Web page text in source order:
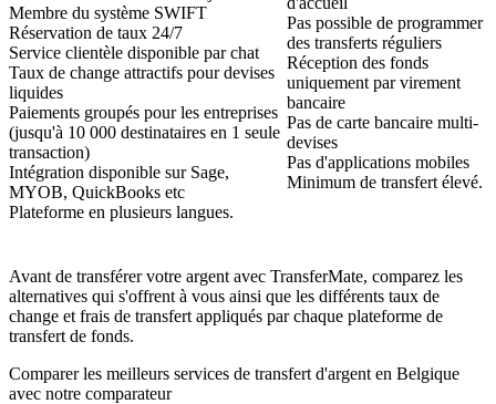
Membre du système SWIFT
Réservation de taux 24/7
Service clientèle disponible par chat
Taux de change attractifs pour devises
liquides
Paiements groupés pour les entreprises
(jusqu'à 10 000 destinataires en 1 seule
transaction)
Intégration disponible sur Sage,
MYOB, QuickBooks etc
Plateforme en plusieurs langues.
Pas possible de programmer
des transferts réguliers
Réception des fonds
uniquement par virement
bancaire
Pas de carte bancaire multi-
devises
Pas d'applications mobiles
Minimum de transfert élevé.
Avant de transférer votre argent avec TransferMate, comparez les
alternatives qui s'offrent à vous ainsi que les différents taux de
change et frais de transfert appliqués par chaque plateforme de
transfert de fonds.
Comparer les meilleurs services de transfert d'argent en Belgique
avec notre comparateur